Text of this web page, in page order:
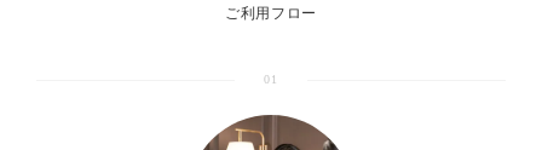
ご利用フロー
01